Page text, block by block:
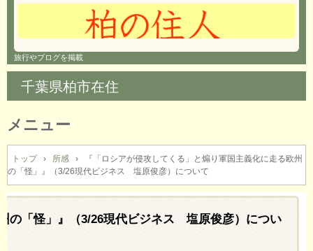
旅行やブログを掲載
千葉県柏市在住
メニュー
コ
ン
テ
ン
へ
トップ › 所感 ›
『「ロシアが侵攻してくる」と煽り軍国主義化に走る欧州
の「怪」』（3/26現代ビジネス 塩原俊彦）について
の「怪」』（3/26現代ビジネス 塩原俊彦）につい